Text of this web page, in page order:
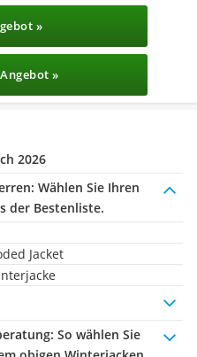
»
»
2026
Wählen Sie Ihren
der Bestenliste.
Jacket
: So wählen Sie